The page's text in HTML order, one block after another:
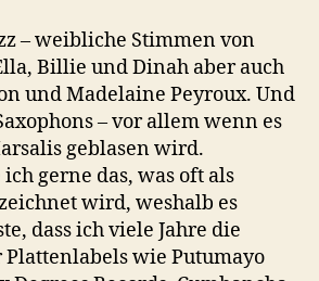
– weibliche Stimmen von
Billie und Dinah aber auch
und Madelaine Peyroux. Und
– vor allem wenn es
geblasen wird.
gerne das, was oft als
wird, weshalb es
dass ich viele Jahre die
Plattenlabels wie Putumayo